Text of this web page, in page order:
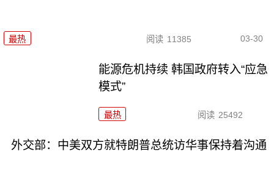
最热 阅读 11385 03-30
能源危机持续 韩国政府转入“应急
模式”
最热 阅读 25492
外交部：中美双方就特朗普总统访华事保持着沟通